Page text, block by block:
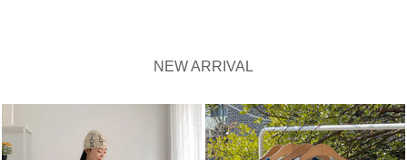
NEW ARRIVAL